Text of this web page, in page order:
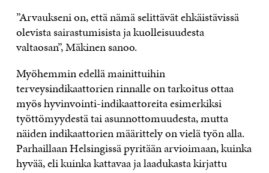
”Arvaukseni on, että nämä selittävät ehkäistävissä
olevista sairastumisista ja kuolleisuudesta
valtaosan”, Mäkinen sanoo.
Myöhemmin edellä mainittuihin
terveysindikaattorien rinnalle on tarkoitus ottaa
myös hyvinvointi-indikaattoreita esimerkiksi
työttömyydestä tai asunnottomuudesta, mutta
näiden indikaattorien määrittely on vielä työn alla.
Parhaillaan Helsingissä pyritään arvioimaan, kuinka
hyvää, eli kuinka kattavaa ja laadukasta kirjattu